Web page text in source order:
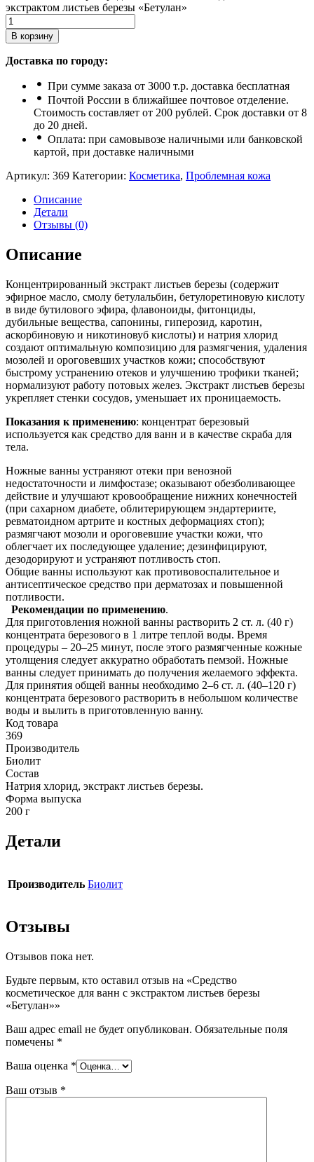
экстрактом листьев березы «Бетулан»
В корзину
Доставка по городу:
При сумме заказа от 3000 т.р. доставка бесплатная
Почтой России в ближайшее почтовое отделение.
Стоимость составляет от 200 рублей. Срок доставки от 8
до 20 дней.
Оплата: при самовывозе наличными или банковской
картой, при доставке наличными
Артикул: 369 Категории: Косметика, Проблемная кожа
Описание
Детали
Отзывы (0)
Описание
Концентрированный экстракт листьев березы (содержит
эфирное масло, смолу бетулальбин, бетулоретиновую кислоту
в виде бутилового эфира, флавоноиды, фитонциды,
дубильные вещества, сапонины, гиперозид, каротин,
аскорбиновую и никотиновуб кислоты) и натрия хлорид
создают оптимальную композицию для размягчения, удаления
мозолей и ороговевших участков кожи; способствуют
быстрому устранению отеков и улучшению трофики тканей;
нормализуют работу потовых желез. Экстракт листьев березы
укрепляет стенки сосудов, уменьшает их проницаемость.
Показания к применению: концентрат березовый
используется как средство для ванн и в качестве скраба для
тела.
Ножные ванны устраняют отеки при венозной
недостаточности и лимфостазе; оказывают обезболивающее
действие и улучшают кровообращение нижних конечностей
(при сахарном диабете, облитерирующем эндартериите,
ревматоидном артрите и костных деформациях стоп);
размягчают мозоли и ороговевшие участки кожи, что
облегчает их последующее удаление; дезинфицируют,
дезодорируют и устраняют потливость стоп.
Общие ванны используют как противовоспалительное и
антисептическое средство при дерматозах и повышенной
потливости.
Рекомендации по применению.
Для приготовления ножной ванны растворить 2 ст. л. (40 г)
концентрата березового в 1 литре теплой воды. Время
процедуры – 20–25 минут, после этого размягченные кожные
утолщения следует аккуратно обработать пемзой. Ножные
ванны следует принимать до получения желаемого эффекта.
Для принятия общей ванны необходимо 2–6 ст. л. (40–120 г)
концентрата березового растворить в небольшом количестве
воды и вылить в приготовленную ванну.
Код товара
369
Производитель
Биолит
Состав
Натрия хлорид, экстракт листьев березы.
Форма выпуска
200 г
Детали
Производитель Биолит
Отзывы
Отзывов пока нет.
Будьте первым, кто оставил отзыв на «Средство
косметическое для ванн с экстрактом листьев березы
«Бетулан»»
Ваш адрес email не будет опубликован. Обязательные поля
помечены *
Ваша оценка *
Ваш отзыв *